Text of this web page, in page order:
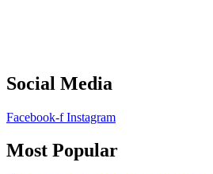
Social Media
Facebook-f Instagram
Most Popular